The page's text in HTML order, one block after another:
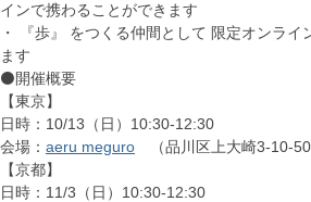
インで携わることができます
・ 『歩』 をつくる仲間として 限定オンライ
ます
⚫開催概要
【東京】
日時：10/13（日）10:30-12:30
会場： aeru meguro （品川区上大崎3-10-50
【京都】
日時：11/3（日）10:30-12:30